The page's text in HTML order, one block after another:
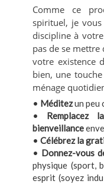
Comme ce
spirituel, je vous
discipline à
pas de se mettre
votre existence
bien, une
ménage
• Méditezun peu
•
bienveillance
• Célébrez la
• Donnez-vous
physique (sport,
esprit (soyez